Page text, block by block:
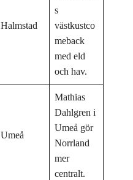
Halmstad
s
västkustco
meback
med eld
och hav.
Umeå
Mathias
Dahlgren i
Umeå gör
Norrland
mer
centralt.